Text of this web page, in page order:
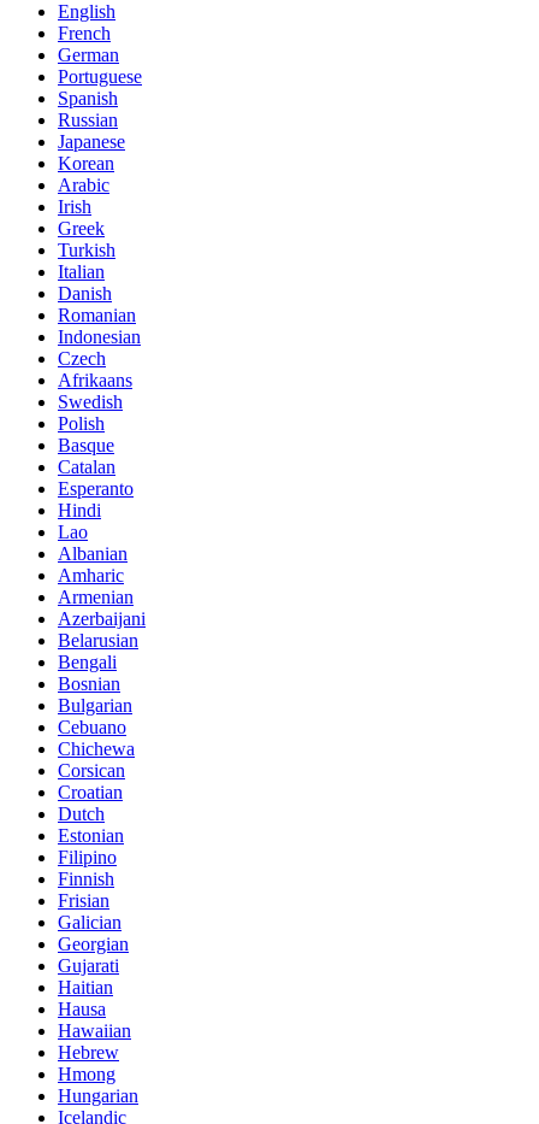
English
French
German
Portuguese
Spanish
Russian
Japanese
Korean
Arabic
Irish
Greek
Turkish
Italian
Danish
Romanian
Indonesian
Czech
Afrikaans
Swedish
Polish
Basque
Catalan
Esperanto
Hindi
Lao
Albanian
Amharic
Armenian
Azerbaijani
Belarusian
Bengali
Bosnian
Bulgarian
Cebuano
Chichewa
Corsican
Croatian
Dutch
Estonian
Filipino
Finnish
Frisian
Galician
Georgian
Gujarati
Haitian
Hausa
Hawaiian
Hebrew
Hmong
Hungarian
Icelandic